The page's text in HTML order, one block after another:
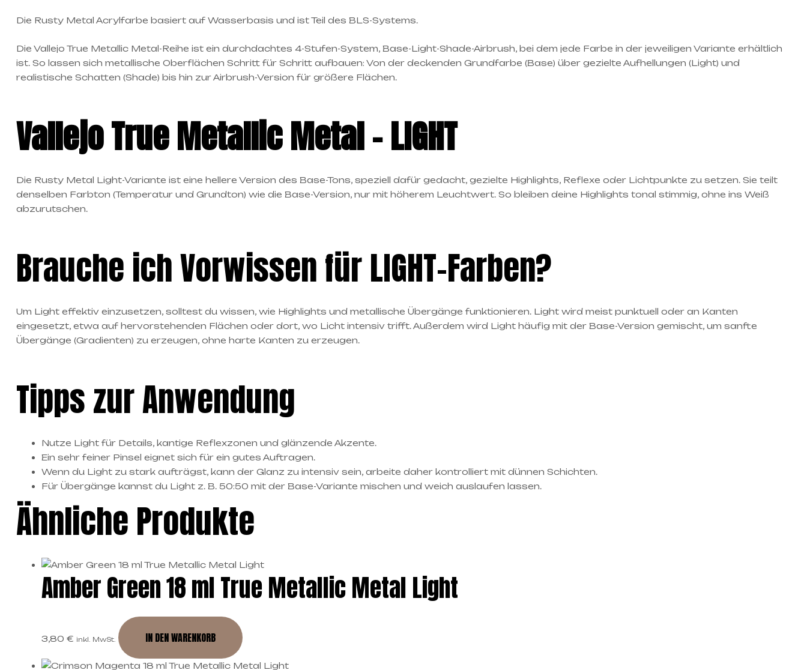
Die Rusty Metal Acrylfarbe basiert auf Wasserbasis und ist Teil des BLS-Systems.
Die Vallejo True Metallic Metal-Reihe ist ein durchdachtes 4-Stufen-System, Base-Light-Shade-Airbrush, bei dem jede Farbe in der jeweiligen Variante erhältlich
ist. So lassen sich metallische Oberflächen Schritt für Schritt aufbauen: Von der deckenden Grundfarbe (Base) über gezielte Aufhellungen (Light) und
realistische Schatten (Shade) bis hin zur Airbrush-Version für größere Flächen.
Vallejo True Metallic Metal – LIGHT
Die Rusty Metal Light-Variante ist eine hellere Version des Base-Tons, speziell dafür gedacht, gezielte Highlights, Reflexe oder Lichtpunkte zu setzen. Sie teilt
denselben Farbton (Temperatur und Grundton) wie die Base-Version, nur mit höherem Leuchtwert. So bleiben deine Highlights tonal stimmig, ohne ins Weiß
abzurutschen.
Brauche ich Vorwissen für LIGHT-Farben?
Um Light effektiv einzusetzen, solltest du wissen, wie Highlights und metallische Übergänge funktionieren. Light wird meist punktuell oder an Kanten
eingesetzt, etwa auf hervorstehenden Flächen oder dort, wo Licht intensiv trifft. Außerdem wird Light häufig mit der Base-Version gemischt, um sanfte
Übergänge (Gradienten) zu erzeugen, ohne harte Kanten zu erzeugen.
Tipps zur Anwendung
Nutze Light für Details, kantige Reflexzonen und glänzende Akzente.
Ein sehr feiner Pinsel eignet sich für ein gutes Auftragen.
Wenn du Light zu stark aufträgst, kann der Glanz zu intensiv sein, arbeite daher kontrolliert mit dünnen Schichten.
Für Übergänge kannst du Light z. B. 50:50 mit der Base-Variante mischen und weich auslaufen lassen.
Ähnliche Produkte
Amber Green 18 ml True Metallic Metal Light
3,80 € inkl. MwSt. IN DEN WARENKORB